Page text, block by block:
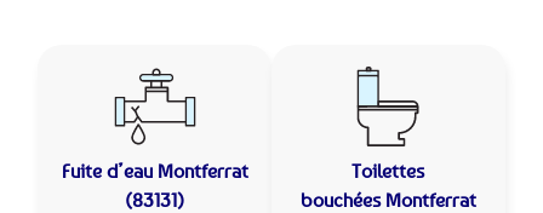
Fuite d’eau Montferrat
(83131)
Toilettes
bouchées Montferrat